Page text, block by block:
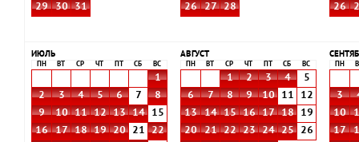
29
30 31
26
27 28
26
ИЮЛЬ
ПН ВТ СР ЧТ СБ ВС
1
2
3 4 5 6 7
8
9
10 11 12 13 14
15
16
17 18 19 20 21
22
АВГУСТ
ПН ВТ СР ЧТ СБ ВС
1 2 3 4
5
6
7 8 9 10 11
12
13
14 15 16 17 18
19
20
21 22 23 24 25
26
ПН
3
10
17